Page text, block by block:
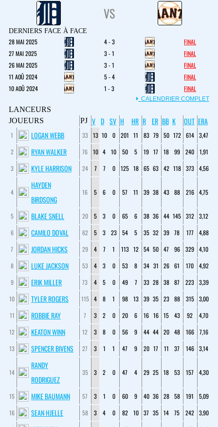
VS
DERNIERS FACE À FACE
28 MAI 2025 4 - 3
FINAL
27 MAI 2025
3 - 1
FINAL
26 MAI 2025
3 - 1
FINAL
11 AOÛ 2024
5 - 4
FINAL
10 AOÛ 2024
1 - 3 FINAL
CALENDRIER COMPLET
LANCEURS
JOUEURS
PJ V D SV H HR R ER BB K OUT ERA
1 LOGAN WEBB 33 13 10 0 201 11 83 79 50 172 614
3,47
2
RYAN WALKER 76 10 4 10 50 5 19 17 18 99 240
1,91
3
KYLE HARRISON 24 7 7 0 125 18 65 63 42 118 373 4,56
4
HAYDEN
BIRDSONG
16 5 6 0 57 11 39 38 43 88 216 4,75
5 BLAKE SNELL 20 5 3 0 65 6 38 36 44 145 312
3,12
6
CAMILO DOVAL 62 5 3 23 54 5 35 32 39 78 177
4,88
7
JORDAN HICKS 29 4 7 1 113 12 54 50 47 96 329 4,10
8
LUKE JACKSON 53 4 3 0 53 8 34 31 26 61 170
4,92
9
ERIK MILLER 73 4 5 0 49 7 33 28 38 87 223 3,39
10
TYLER ROGERS 115 4 8 1 98 13 39 35 23 88 315
3,00
11
ROBBIE RAY 7 3 2 0 20 6 16 16 15 43 92
4,70
12
KEATON WINN 12 3 8 0 56 9 44 44 20 48 166
7,16
13
SPENCER BIVENS 27 3 1 1 47 9 20 17 11 37 146 3,14
14
RANDY
RODRIGUEZ
35 3 2 0 47 4 29 25 18 53 157 4,30
15 MIKE BAUMANN 57 3 1 0 60 9 40 36 28 58 191
5,09
16
SEAN HJELLE 58 3 4 0 82 10 37 35 14 75 242 3,90